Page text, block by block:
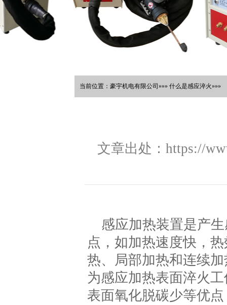
当前位置：豪宇机电有限公司»»» 什么是感应淬火»»»
文章出处：https://
感应加热装置是产
点，如加热速度快，
热、局部加热和连续
为感应加热表面淬火
表面氧化脱碳少等优